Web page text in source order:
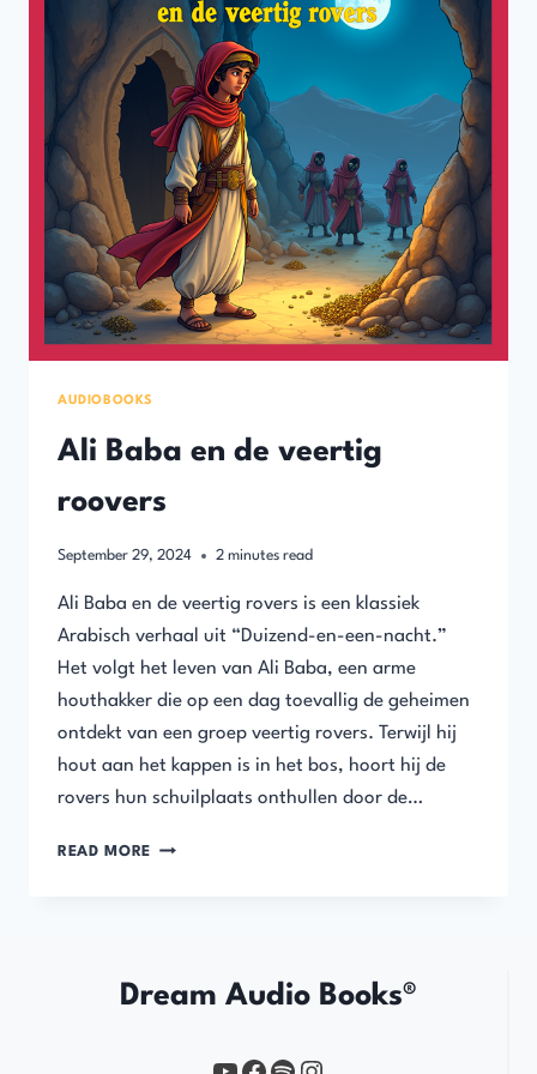
AUDIOBOOKS
Ali Baba en de veertig
roovers
September 29, 2024 2 minutes read
Ali Baba en de veertig rovers is een klassiek
Arabisch verhaal uit “Duizend-en-een-nacht.”
Het volgt het leven van Ali Baba, een arme
houthakker die op een dag toevallig de geheimen
ontdekt van een groep veertig rovers. Terwijl hij
hout aan het kappen is in het bos, hoort hij de
rovers hun schuilplaats onthullen door de…
READ MORE ALI
Dream Audio Books®